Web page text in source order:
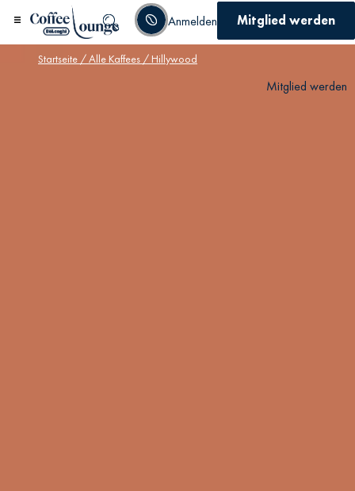
Anmelden Mitglied werden
Mitglied werden
Startseite /Alle Kaffees / Hillywood